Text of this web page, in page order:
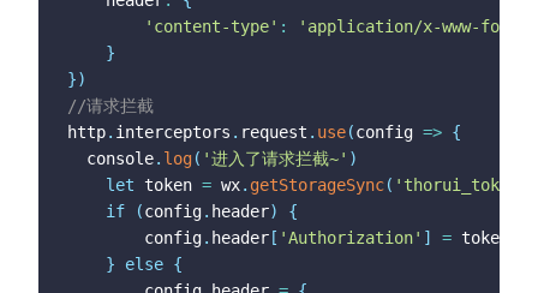
'content-type' :
'application/x-www-form-
}
})
//请求拦截
http. interceptors . request . use(config => {
  console
. log( '进入了请求拦截~' )
let token = wx. getStorageSync( 'thorui_token'
if
(config. header)
{
		config
. header [ 'Authorization' ] = token
}
else {